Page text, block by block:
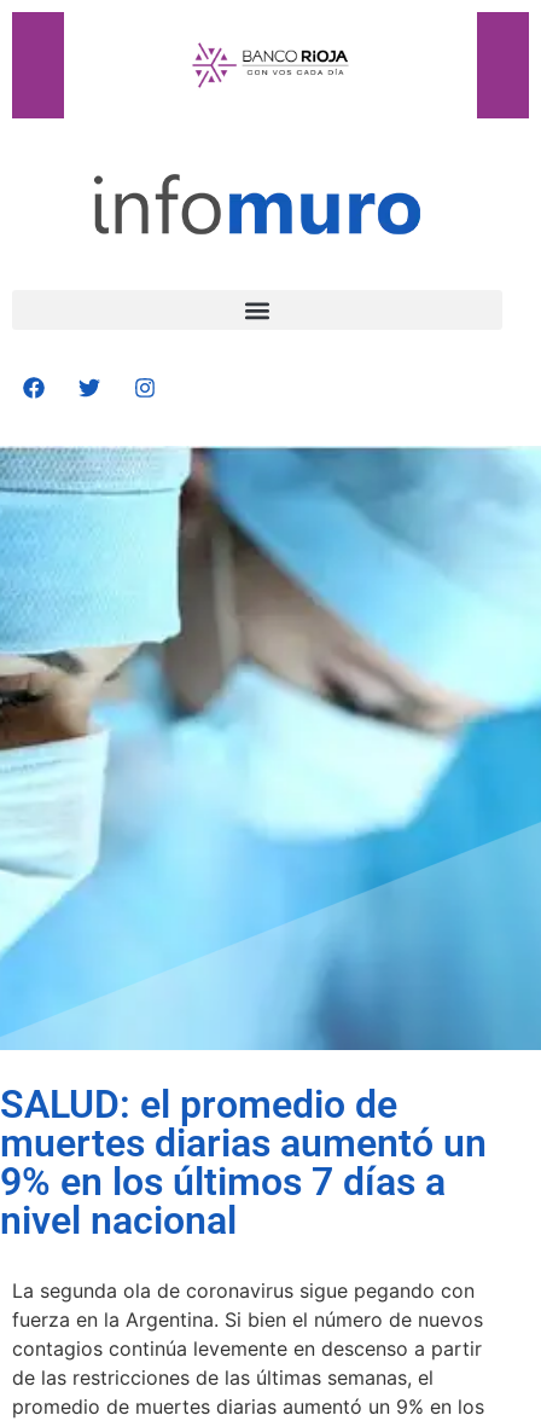
SALUD: el promedio de
muertes diarias aumentó un
9% en los últimos 7 días a
nivel nacional
La segunda ola de coronavirus sigue pegando con
fuerza en la Argentina. Si bien el número de nuevos
contagios continúa levemente en descenso a partir
de las restricciones de las últimas semanas, el
promedio de muertes diarias aumentó un 9% en los